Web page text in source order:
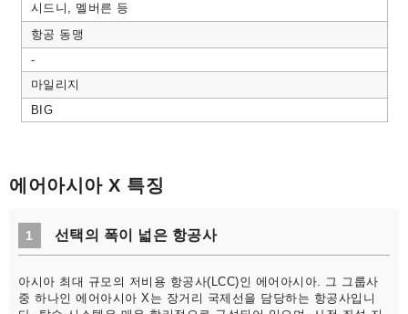
시드니, 멜버른 등
항공 동맹
-
마일리지
BIG
에어아시아 X 특징
1 선택의 폭이 넓은 항공사
아시아 최대 규모의 저비용 항공사(LCC)인 에어아시아. 그 그룹사
중 하나인 에어아시아 X는 장거리 국제선을 담당하는 항공사입니